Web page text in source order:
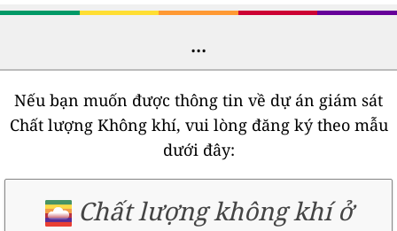
...
Nếu bạn muốn được thông tin về dự án giám sát
Chất lượng Không khí, vui lòng đăng ký theo mẫu
dưới đây:
Chất lượng không khí ở